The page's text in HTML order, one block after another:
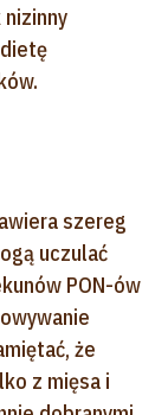
szereg
uczulać
PON-ów
że
z mięsa i